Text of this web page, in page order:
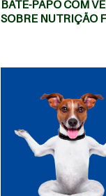
BATE-PAPO COM
SOBRE NUTRIÇÃO